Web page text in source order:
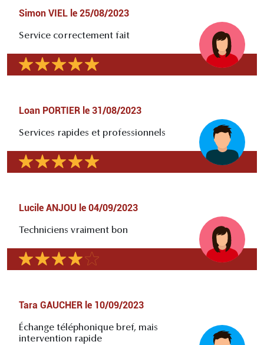
Simon VIEL le 25/08/2023
Service correctement fait
Loan PORTIER le 31/08/2023
Services rapides et professionnels
Lucile ANJOU le 04/09/2023
Techniciens vraiment bon
Tara GAUCHER le 10/09/2023
Échange téléphonique bref, mais
intervention rapide